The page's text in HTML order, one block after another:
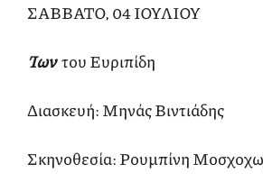
ΣΑΒΒΑΤΟ, 04 ΙΟΥΛΙΟΥ
Ίωντου Ευριπίδη
Διασκευή: Μηνάς Βιντιάδης
Σκηνοθεσία: Ρουμπίνη